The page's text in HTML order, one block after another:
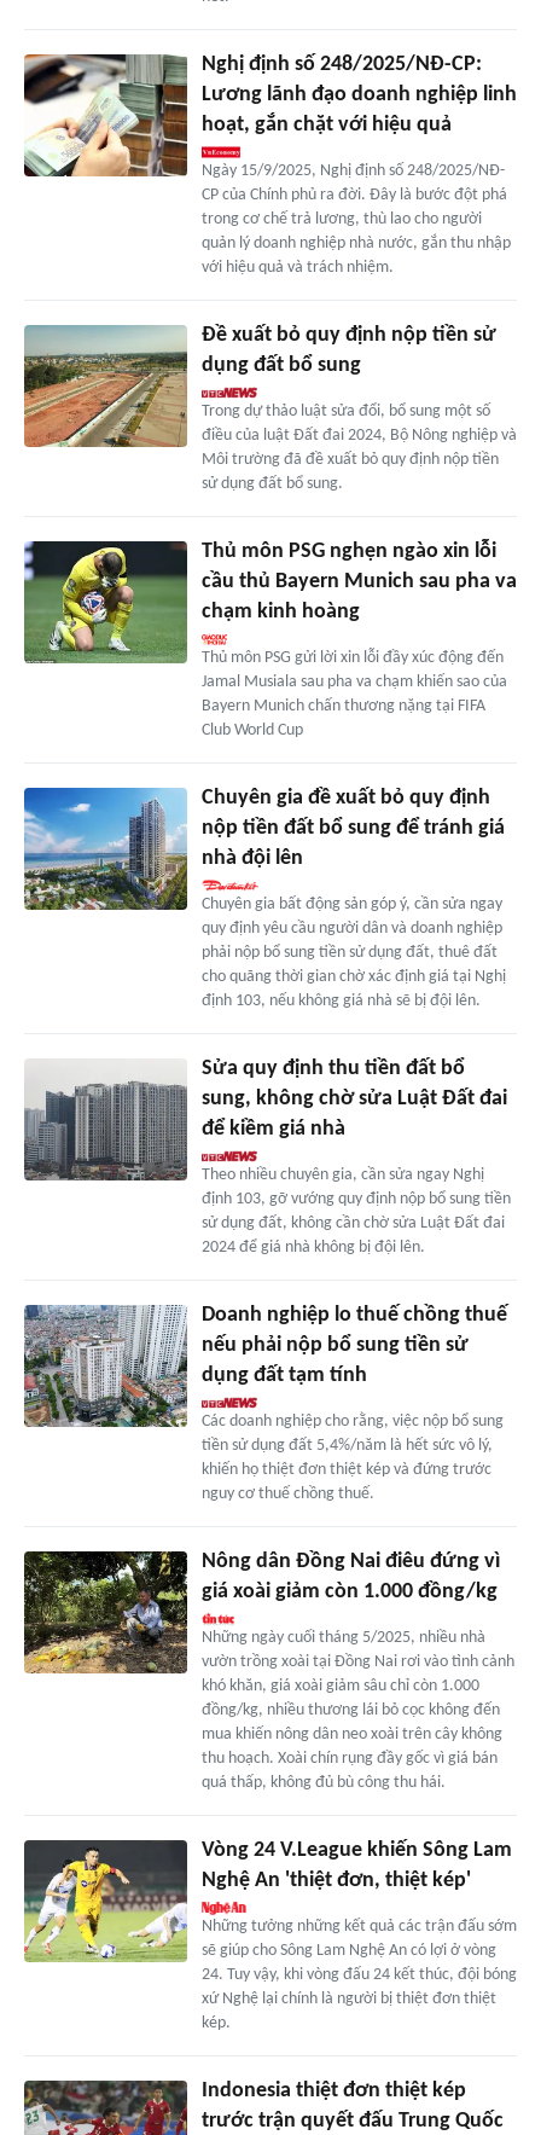
Nghị định số 248/2025/NĐ-CP:
Lương lãnh đạo doanh nghiệp linh
hoạt, gắn chặt với hiệu quả
Ngày 15/9/2025, Nghị định số 248/2025/NĐ-
CP của Chính phủ ra đời. Đây là bước đột phá
trong cơ chế trả lương, thù lao cho người
quản lý doanh nghiệp nhà nước, gắn thu nhập
với hiệu quả và trách nhiệm.
Đề xuất bỏ quy định nộp tiền sử
dụng đất bổ sung
Trong dự thảo luật sửa đổi, bổ sung một số
điều của luật Đất đai 2024, Bộ Nông nghiệp và
Môi trường đã đề xuất bỏ quy định nộp tiền
sử dụng đất bổ sung.
Thủ môn PSG nghẹn ngào xin lỗi
cầu thủ Bayern Munich sau pha va
chạm kinh hoàng
Thủ môn PSG gửi lời xin lỗi đầy xúc động đến
Jamal Musiala sau pha va chạm khiến sao của
Bayern Munich chấn thương nặng tại FIFA
Club World Cup
Chuyên gia đề xuất bỏ quy định
nộp tiền đất bổ sung để tránh giá
nhà đội lên
Chuyên gia bất động sản góp ý, cần sửa ngay
quy định yêu cầu người dân và doanh nghiệp
phải nộp bổ sung tiền sử dụng đất, thuê đất
cho quãng thời gian chờ xác định giá tại Nghị
định 103, nếu không giá nhà sẽ bị đội lên.
Sửa quy định thu tiền đất bổ
sung, không chờ sửa Luật Đất đai
để kiềm giá nhà
Theo nhiều chuyên gia, cần sửa ngay Nghị
định 103, gỡ vướng quy định nộp bổ sung tiền
sử dụng đất, không cần chờ sửa Luật Đất đai
2024 để giá nhà không bị đội lên.
Doanh nghiệp lo thuế chồng thuế
nếu phải nộp bổ sung tiền sử
dụng đất tạm tính
Các doanh nghiệp cho rằng, việc nộp bổ sung
tiền sử dụng đất 5,4%/năm là hết sức vô lý,
khiến họ thiệt đơn thiệt kép và đứng trước
nguy cơ thuế chồng thuế.
Nông dân Đồng Nai điêu đứng vì
giá xoài giảm còn 1.000 đồng/kg
Những ngày cuối tháng 5/2025, nhiều nhà
vườn trồng xoài tại Đồng Nai rơi vào tình cảnh
khó khăn, giá xoài giảm sâu chỉ còn 1.000
đồng/kg, nhiều thương lái bỏ cọc không đến
mua khiến nông dân neo xoài trên cây không
thu hoạch. Xoài chín rụng đầy gốc vì giá bán
quá thấp, không đủ bù công thu hái.
Vòng 24 V.League khiến Sông Lam
Nghệ An 'thiệt đơn, thiệt kép'
Những tưởng những kết quả các trận đấu sớm
sẽ giúp cho Sông Lam Nghệ An có lợi ở vòng
24. Tuy vậy, khi vòng đấu 24 kết thúc, đội bóng
xứ Nghệ lại chính là người bị thiệt đơn thiệt
kép.
Indonesia thiệt đơn thiệt kép
trước trận quyết đấu Trung Quốc